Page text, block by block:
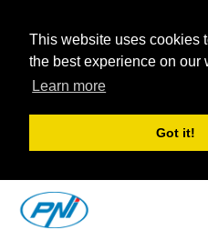
This website uses cookies
the best experience on our
Learn more
Got it!
Inhalt
springen